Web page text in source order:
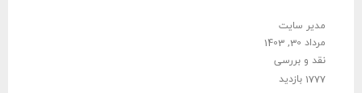
مدیر سایت
مرداد 30, 1403
نقد و بررسی
1777 بازدید